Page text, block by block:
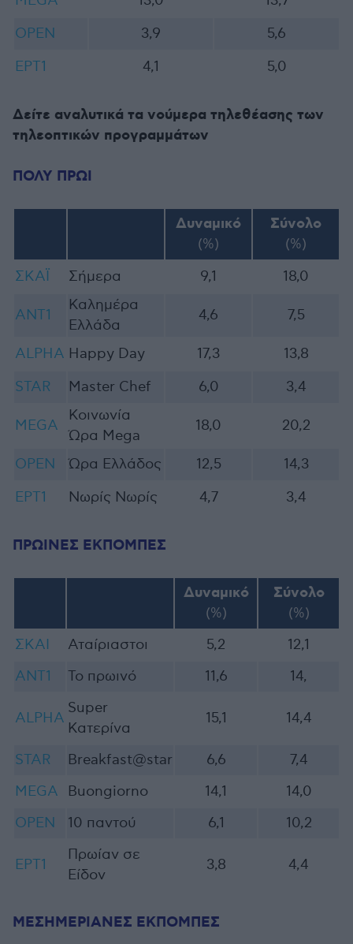
OPEN
3,9
5,6
ΕΡΤ1
4,1 5,0
Δείτε αναλυτικά τα νούμερα τηλεθέασης των
τηλεοπτικών προγραμμάτων
ΠΟΛΥ ΠΡΩΙ
Δυναμικό
(%)
Σύνολο
(%)
ΣΚΑΪ
Σήμερα 9,1 18,0
ΑΝΤ1
Καλημέρα
Ελλάδα
4,6 7,5
ALPHA Happy Day 17,3
13,8
STAR
Master Chef 6,0 3,4
MEGA
Κοινωνία
Ώρα Mega
18,0 20,2
OPEN Ώρα Ελλάδος 12,5
14,3
ΕΡΤ1
Νωρίς Νωρίς 4,7 3,4
ΠΡΩΙΝΕΣ ΕΚΠΟΜΠΕΣ
Δυναμικό
(%)
Σύνολο
(%)
ΣΚΑΙ
Αταίριαστοι 5,2
12,1
ΑΝΤ1
Το πρωινό 11,6 14,
ALPHA
Super
Κατερίνα
15,1 14,4
STAR Breakfast@star 6,6
7,4
MEGA
Buongiorno 14,1
14,0
OPEN
10 παντού 6,1 10,2
ΕΡΤ1
Πρωίαν σε
Είδον
3,8 4,4
ΜΕΣΗΜΕΡΙΑΝΕΣ ΕΚΠΟΜΠΕΣ